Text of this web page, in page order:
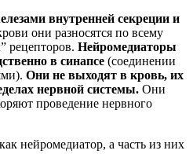
внутренней секреции и
они разносятся по всему
рецепторов. Нейромедиаторы
в синапсе (соединении
Они не выходят в кровь, их
нервной системы. Они
проведение нервного
нейромедиатор, а часть из них